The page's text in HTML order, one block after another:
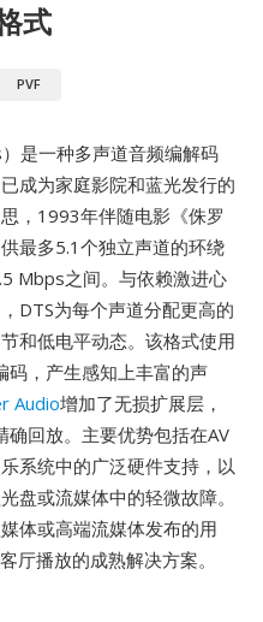
式
PVF
是一种多声道音频编解码
成为家庭影院和蓝光发行的
，1993年伴随电影《侏罗
最多5.1个独立声道的环绕
Mbps之间。与依赖激进心
DTS为每个声道分配更高的
和低电平动态。该格式使用
码，产生感知上丰富的声
Audio增加了无损扩展层，
回放。主要优势包括在AV
系统中的广泛硬件支持，以
盘或流媒体中的轻微故障。
体或高端流媒体发布的用
厅播放的成熟解决方案。